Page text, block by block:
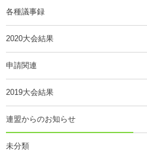
各種議事録
2020大会結果
申請関連
2019大会結果
連盟からのお知らせ
未分類